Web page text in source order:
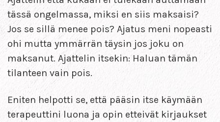
tässä ongelmassa, miksi en siis maksaisi?
Jos se sillä menee pois? Ajatus meni nopeasti
ohi mutta ymmärrän täysin jos joku on
maksanut. Ajattelin itsekin: Haluan tämän
tilanteen vain pois.
Eniten helpotti se, että pääsin itse käymään
terapeuttini luona ja opin etteivät kirjaukset